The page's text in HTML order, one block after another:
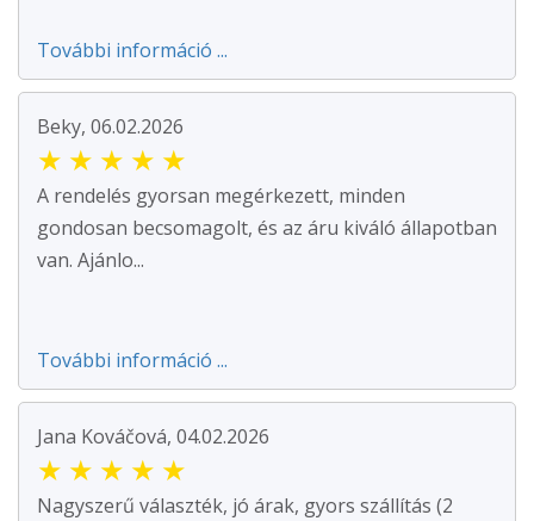
További információ ...
Beky, 06.02.2026
★ ★ ★ ★ ★
A rendelés gyorsan megérkezett, minden
gondosan becsomagolt, és az áru kiváló állapotban
van. Ajánlo...
További információ ...
Jana Kováčová, 04.02.2026
★ ★ ★ ★ ★
Nagyszerű választék, jó árak, gyors szállítás (2